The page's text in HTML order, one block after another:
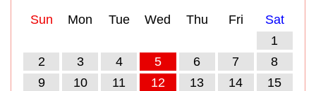
Sun Mon Tue Wed Thu Fri
Sat
1
2
3 4 5 6 7
8
9
10 11 12 13 14
15